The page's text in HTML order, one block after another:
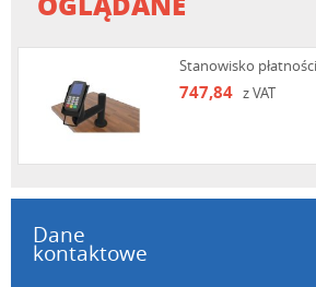
Stanowisko
747,84 z VAT
Dane
kontaktowe